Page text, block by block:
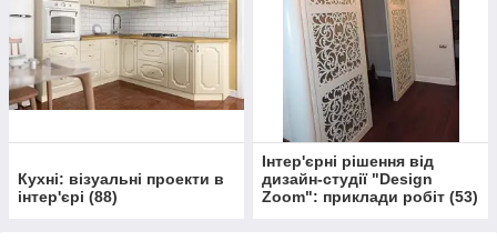
Кухні: візуальні проекти в
інтер'єрі (88)
Інтер'єрні рішення від
дизайн-студії "Design
Zoom": приклади робіт (53)